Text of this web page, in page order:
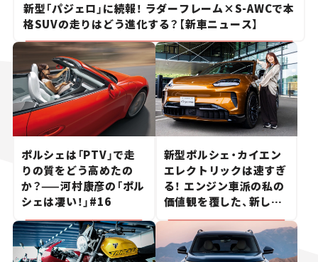
新型「パジェロ」に続報！ ラダーフレーム×S-AWCで本
格SUVの走りはどう進化する？【新車ニュース】
ポルシェは「PTV」で走
りの質をどう高めたの
か？——河村康彦の「ポル
シェは凄い！」#16
新型ポルシェ・カイエン
エレクトリックは速すぎ
る！ エンジン車派の私の
価値観を覆した、新しい
ポルシェの走り。